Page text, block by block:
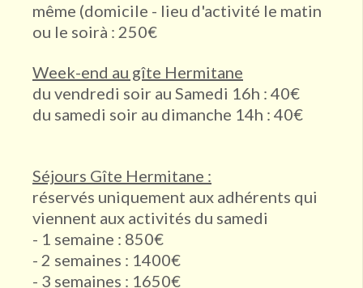
même (domicile - lieu d'activité le matin
ou le soirà : 250€
Week-end au gîte Hermitane
du vendredi soir au Samedi 16h : 40€
du samedi soir au dimanche 14h : 40€
Séjours Gîte Hermitane :
réservés uniquement aux adhérents qui
viennent aux activités du samedi
- 1 semaine : 850€
- 2 semaines : 1400€
- 3 semaines : 1650€